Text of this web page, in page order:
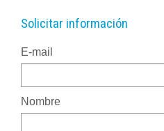
Solicitar información
E-mail
Nombre